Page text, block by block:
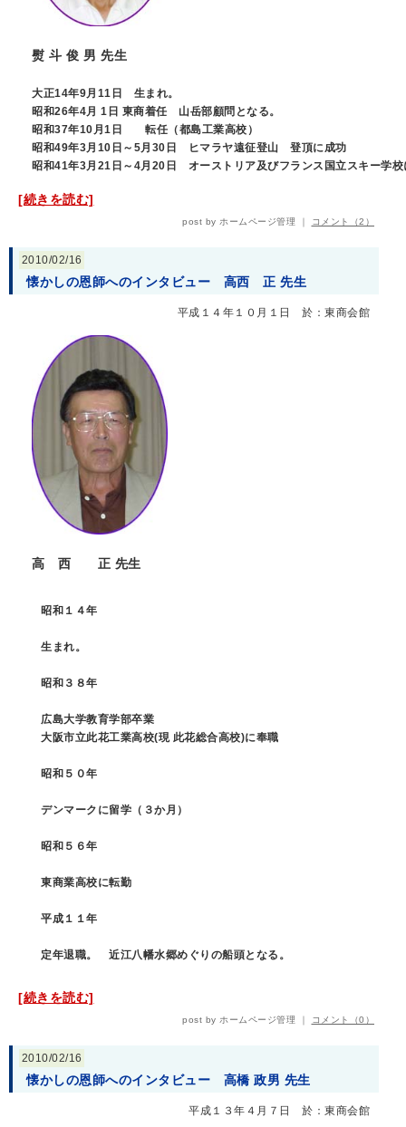
熨 斗 俊 男 先生
大正14年9月11日 生まれ。
昭和26年4月 1日 東商着任 山岳部顧問となる。
昭和37年10月1日 転任（都島工業高校）
昭和49年3月10日～5月30日 ヒマラヤ遠征登山 登頂に成功
昭和41年3月21日～4月20日 オーストリア及びフランス国立スキー学校
[続きを読む]
post by ホームページ管理 ｜ コメント（2）
2010/02/16
懐かしの恩師へのインタビュー 高西 正 先生
平成１４年１０月１日 於：東商会館
高 西 正 先生
昭和１４年
生まれ。
昭和３８年
広島大学教育学部卒業
大阪市立此花工業高校(現 此花総合高校)に奉職
昭和５０年
デンマークに留学（３か月）
昭和５６年
東商業高校に転勤
平成１１年
定年退職。 近江八幡水郷めぐりの船頭となる。
[続きを読む]
post by ホームページ管理 ｜ コメント（0）
2010/02/16
懐かしの恩師へのインタビュー 高橋 政男 先生
平成１３年４月７日 於：東商会館